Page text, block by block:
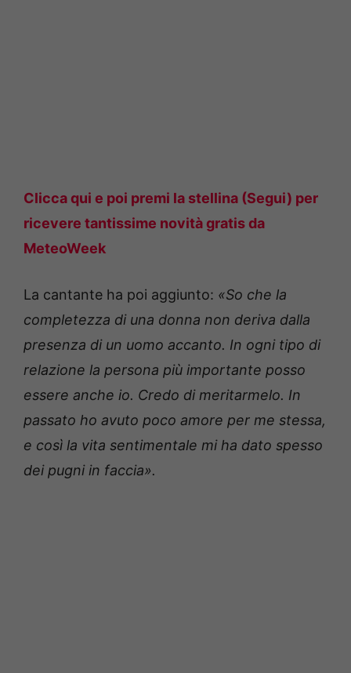
Clicca qui e poi premi la stellina (Segui) per
ricevere tantissime novità gratis da
MeteoWeek
La cantante ha poi aggiunto: «So che la
completezza di una donna non deriva dalla
presenza di un uomo accanto. In ogni tipo di
relazione la persona più importante posso
essere anche io. Credo di meritarmelo. In
passato ho avuto poco amore per me stessa,
e così la vita sentimentale mi ha dato spesso
dei pugni in faccia».